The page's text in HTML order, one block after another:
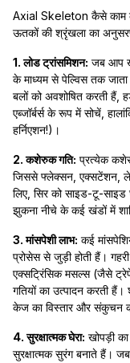
Axial Skeleton कैसे काम
ऊतकों की श्रृंखला का
1. लोड ट्रांसमिशन: जब आप
के माध्यम से पेल्विस तक
बलों को अवशोषित करती हैं,
एब्जॉर्बर्स के रूप में सोचें,
हर्निएशन!)।
2. कशेरुक गति: प्रत्येक
जिससे फ्लेक्सन, एक्सटेंशन,
लिए, सिर को साइड-टू-
झुकना नीचे के कई खंडों में
3. मांसपेशी लाभ: कई
प्रोसेस से जुड़ी होती हैं।
एक्सट्रिंसिक मसल्स (जैसे
गतियों का उत्पादन करती
केज का विस्तार और संकुचन
4. सुरक्षात्मक घेरा: खोपड़ी
सुरक्षात्मक सुरंग बनाते हैं।